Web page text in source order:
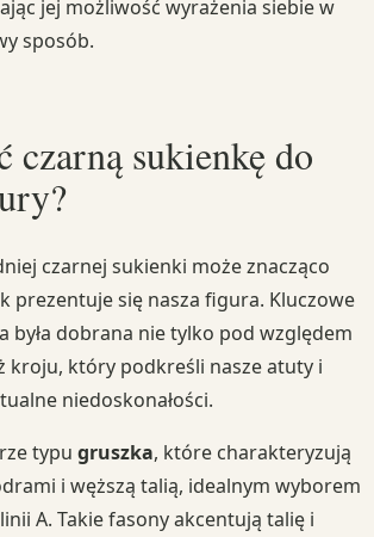
jej możliwość wyrażenia siebie w
sposób.
czarną sukienkę do
czarnej sukienki może znacząco
prezentuje się nasza figura. Kluczowe
była dobrana nie tylko pod względem
kroju, który podkreśli nasze atuty i
niedoskonałości.
typu gruszka, które charakteryzują
i węższą talią, idealnym wyborem
A. Takie fasony akcentują talię i